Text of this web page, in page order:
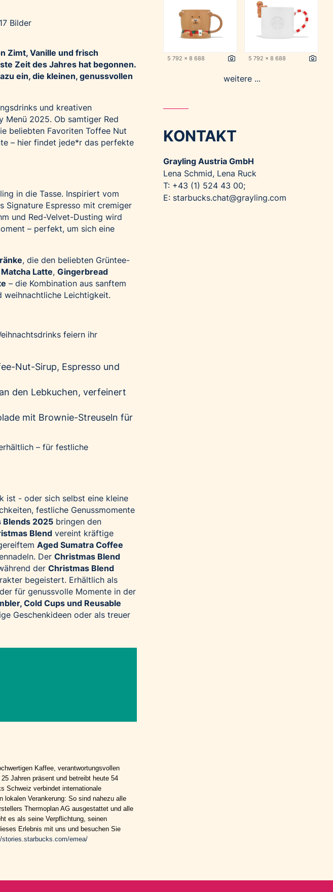
17 Bilder
Zimt, Vanille und frisch
Zeit des Jahres hat begonnen.
ein, die kleinen, genussvollen
und kreativen
2025. Ob samtiger Red
beliebten Favoriten Toffee Nut
– hier findet jede*r das perfekte
in die Tasse. Inspiriert vom
Signature Espresso mit cremiger
und Red-Velvet-Dusting wird
– perfekt, um sich eine
, die den beliebten Grüntee-
Latte, Gingerbread
– die Kombination aus sanftem
weihnachtliche Leichtigkeit.
feiern ihr
Nut-Sirup, Espresso und
den Lebkuchen, verfeinert
mit Brownie-Streuseln für
– für festliche
ist - oder sich selbst eine kleine
festliche Genussmomente
Blends 2025 bringen den
Blend vereint kräftige
Aged Sumatra Coffee
Der Christmas Blend
der Christmas Blend
begeistert. Erhältlich als
für genussvolle Momente in der
Cold Cups und Reusable
Geschenkideen oder als treuer
Kaffee, verantwortungsvollen
Jahren präsent und betreibt heute 54
Schweiz verbindet internationale
lokalen Verankerung: So sind nahezu alle
Thermoplan AG ausgestattet und alle
es als seine Verpflichtung, seinen
Erlebnis mit uns und besuchen Sie
stories.starbucks.com/emea/
5 792 x 8 688 5 792 x 8 688
weitere ...
KONTAKT
Grayling Austria GmbH
Lena Schmid, Lena Ruck
T: +43 (1) 524 43 00;
E: starbucks.chat@grayling.com